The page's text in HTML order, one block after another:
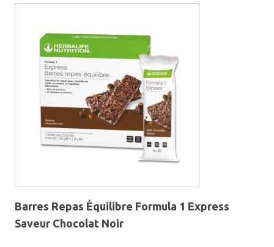
Barres Repas Équilibre Formula 1 Express
Saveur Chocolat Noir